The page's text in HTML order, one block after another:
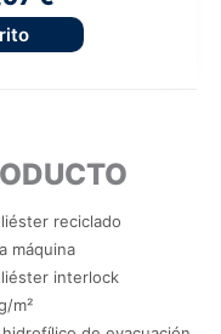
reciclado
máquina
interlock
m²